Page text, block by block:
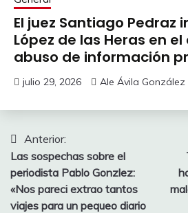
El juez Santiago Pedraz
López de las Heras en
abuso de información
julio 29, 2026 Ale Ávila González
Navegación
de
entradas
Anterior:
Las sospechas sobre el
periodista Pablo Gonzlez:
«Nos pareci extrao tantos
viajes para un pequeo diario